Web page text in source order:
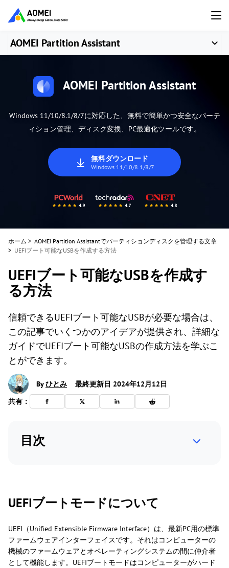
AOMEI Partition Assistant
AOMEI Partition Assistant
Windows 11/10/8.1/8/7に対応した、無料で簡単かつ安全なパーテ
ィション管理、ディスク変換、PC最適化ツールです。
無料ダウンロード
Windows 11/10/8.1/8/7
ホーム > AOMEI Partition Assistantでパーティションディスクを管理する文章
> UEFIブート可能なUSBを作成する方法
UEFIブート可能なUSBを作成す
る方法
信頼できるUEFIブート可能なUSBが必要な場合は、
この記事でいくつかのアイデアが提供され、詳細な
ガイドでUEFIブート可能なUSBの作成方法を学ぶこ
とができます。
Byひとみ
最終更新日 2024年12月12日
共有：
目次
UEFIブートモードについて
UEFI（Unified Extensible Firmware Interface）は、最新PC用の標準
ファームウェアインターフェイスです。それはコンピューターの
機械のファームウェアとオペレーティングシステムの間に仲介者
として機能します。UEFIブートモードはコンピューターがハード